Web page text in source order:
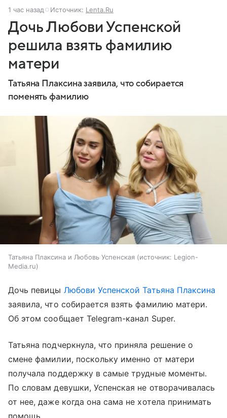
1 час назад Источник: Lenta.Ru
Дочь Любови Успенской
решила взять фамилию
матери
Татьяна Плаксина заявила, что собирается
поменять фамилию
Татьяна Плаксина и Любовь Успенская источник: Legion-
Media.ru
Дочь певицы Любови Успенской Татьяна Плаксина
заявила, что собирается взять фамилию матери.
Об этом сообщает Telegram-канал Super.
Татьяна подчеркнула, что приняла решение о
смене фамилии, поскольку именно от матери
получала поддержку в самые трудные моменты.
По словам девушки, Успенская не отворачивалась
от нее, даже когда она сама не хотела принимать
помощь.